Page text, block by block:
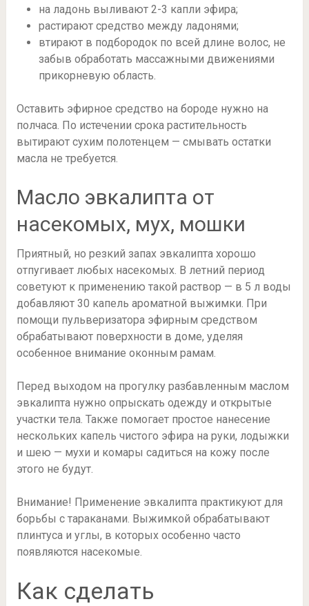
на ладонь выливают 2-3 капли эфира;
растирают средство между ладонями;
втирают в подбородок по всей длине волос, не
забыв обработать массажными движениями
прикорневую область.
Оставить эфирное средство на бороде нужно на
полчаса. По истечении срока растительность
вытирают сухим полотенцем — смывать остатки
масла не требуется.
Масло эвкалипта от
насекомых, мух, мошки
Приятный, но резкий запах эвкалипта хорошо
отпугивает любых насекомых. В летний период
советуют к применению такой раствор — в 5 л воды
добавляют 30 капель ароматной выжимки. При
помощи пульверизатора эфирным средством
обрабатывают поверхности в доме, уделяя
особенное внимание оконным рамам.
Перед выходом на прогулку разбавленным маслом
эвкалипта нужно опрыскать одежду и открытые
участки тела. Также помогает простое нанесение
нескольких капель чистого эфира на руки, лодыжки
и шею — мухи и комары садиться на кожу после
этого не будут.
Внимание! Применение эвкалипта практикуют для
борьбы с тараканами. Выжимкой обрабатывают
плинтуса и углы, в которых особенно часто
появляются насекомые.
Как сделать